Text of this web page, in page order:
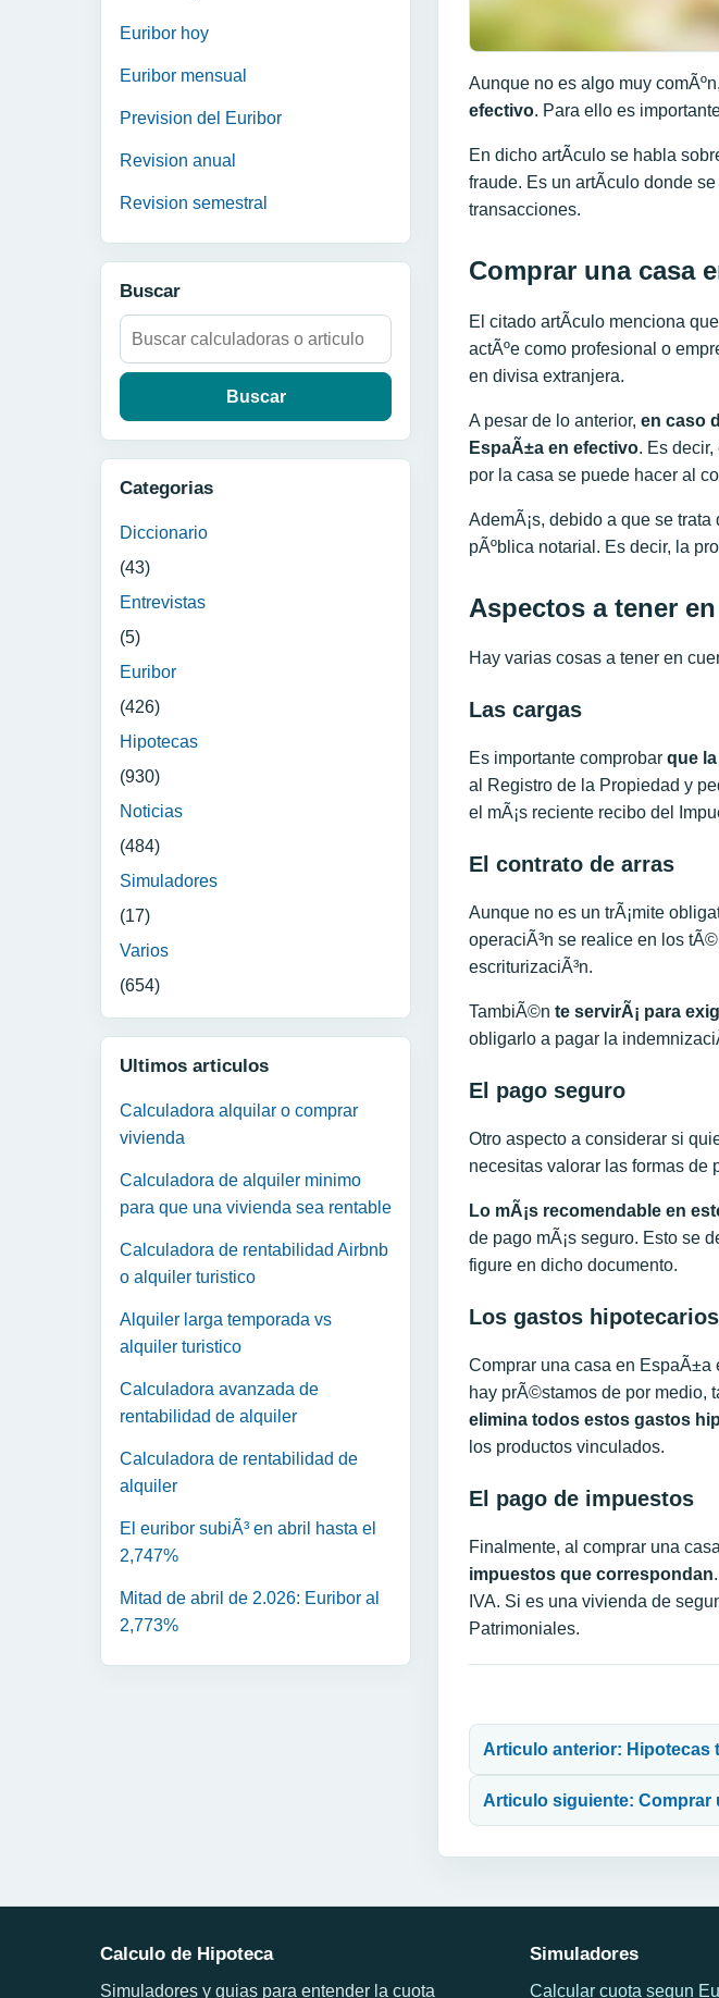
Euribor hoy
Euribor mensual
Prevision del Euribor
Revision anual
Revision semestral
Buscar
Buscar:
Categorias
Diccionario
(43)
Entrevistas
(5)
Euribor
(426)
Hipotecas
(930)
Noticias
(484)
Simuladores
(17)
Varios
(654)
Ultimos articulos
Calculadora alquilar o comprar
vivienda
Calculadora de alquiler minimo
para que una vivienda sea rentable
Calculadora de rentabilidad Airbnb
o alquiler turistico
Alquiler larga temporada vs
alquiler turistico
Calculadora avanzada de
rentabilidad de alquiler
Calculadora de rentabilidad de
alquiler
El euribor subiÃ³ en abril hasta el
2,747%
Mitad de abril de 2.026: Euribor al
2,773%
Aunque no es algo muy
efectivo. Para ello es
En dicho artÃ­culo se habla
fraude. Es un artÃ­culo donde
transacciones.
Comprar una casa
El citado artÃ­culo menciona
actÃºe como profesional o
en divisa extranjera.
A pesar de lo anterior, en caso
EspaÃ±a en efectivo. Es
por la casa se puede hacer al
AdemÃ¡s, debido a que se
pÃºblica notarial. Es decir, la
Aspectos a tener
Hay varias cosas a tener en
Las cargas
Es importante comprobar que
al Registro de la Propiedad y
el mÃ¡s reciente recibo del
El contrato de arras
Aunque no es un trÃ¡mite
operaciÃ³n se realice en los
escriturizaciÃ³n.
TambiÃ©n te servirÃ¡ para
obligarlo a pagar la
El pago seguro
Otro aspecto a considerar si
necesitas valorar las formas de
Lo mÃ¡s recomendable en
de pago mÃ¡s seguro. Esto se
figure en dicho documento.
Los gastos hipotecarios
Comprar una casa en EspaÃ±a
hay prÃ©stamos de por medio,
elimina todos estos gastos
los productos vinculados.
El pago de impuestos
Finalmente, al comprar una
impuestos que correspondan
IVA. Si es una vivienda de
Patrimoniales.
Navegación de
Articulo anterior: Hipotecas
Articulo siguiente: Comprar
Calculo de Hipoteca
Simuladores y guias para entender la cuota
Simuladores
Calcular cuota segun